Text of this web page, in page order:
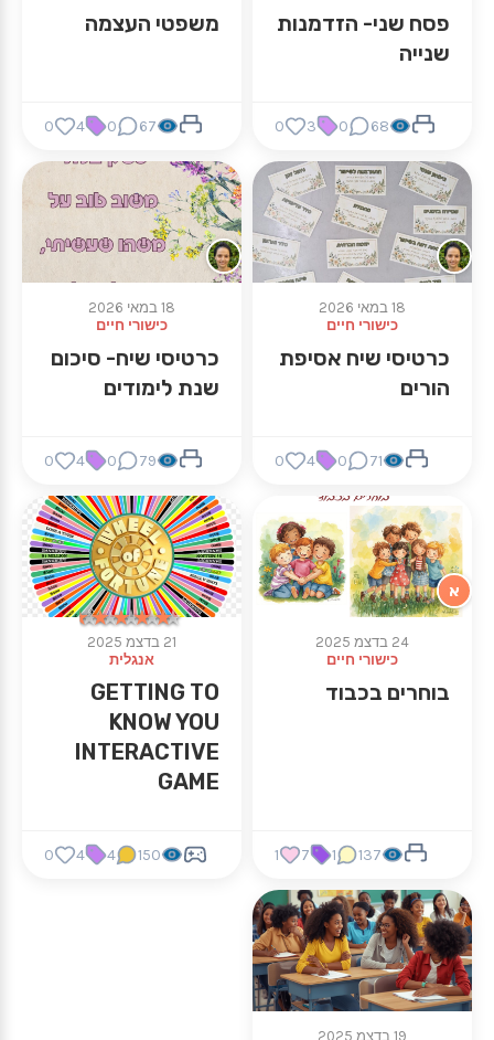
פסח שני- הזדמנות
שנייה
68
0
3
0
משפטי העצמה
67
0
4
0
18 במאי 2026
כישורי חיים
כרטיסי שיח אסיפת
הורים
71
0
4
0
18 במאי 2026
כישורי חיים
כרטיסי שיח- סיכום
שנת לימודים
79
0
4
0
א
24 בדצמ 2025
כישורי חיים
בוחרים בכבוד
137
1
7
1
★★★★★
★★★★★
21 בדצמ 2025
אנגלית
GETTING TO
KNOW YOU
INTERACTIVE
GAME
150
4
4
0
19 בדצמ 2025